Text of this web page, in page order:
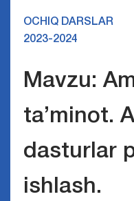
OCHIQ DARSLAR
2023-2024
Mavzu:
ta’minot.
dasturlar
ishlash.